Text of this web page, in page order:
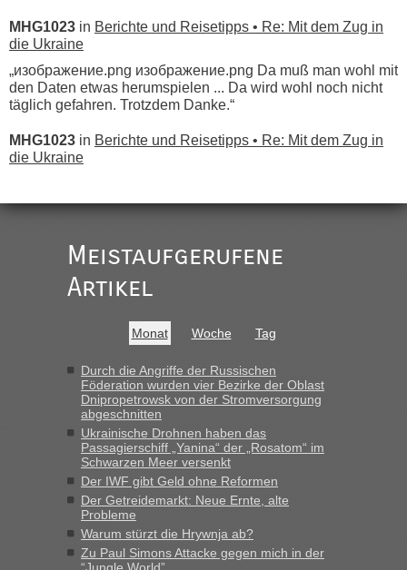
MHG1023 in Berichte und Reisetipps • Re: Mit dem Zug in
die Ukraine
„изображение.png изображение.png Da muß man wohl mit
den Daten etwas herumspielen ... Da wird wohl noch nicht
täglich gefahren. Trotzdem Danke.“
MHG1023 in Berichte und Reisetipps • Re: Mit dem Zug in
die Ukraine
Ist korrekt, aber ich finde man hätte trotzdem im Text gleich
darauf hinweisen können.
War aber nicht "böse" gemeint ...
buchbar - warum auch immer ...
Hab´s versucht - bekomme aber immer angezeigt "auf dieser
Strecke fahren wir nicht"
inBerichte und Reisetipps • Re: Mit dem Zug in
die Ukraine
„Man sollte aber explizit dazu schreiben, daß es ein Zug von
LeoExpress ist - und nur auf deren Webseite kann man die
Fahrkarten kaufen. Zumindest ist es die erste Umsteigefreie
Verbindung von Deutschland...“
Meistaufgerufene
Artikel
Monat Woche Tag
Durch die Angriffe der Russischen
Föderation wurden vier Bezirke der Oblast
Dnipropetrowsk von der Stromversorgung
abgeschnitten
Ukrainische Drohnen haben das
Passagierschiff „Yanina“ der „Rosatom“ im
Schwarzen Meer versenkt
Der IWF gibt Geld ohne Reformen
Der Getreidemarkt: Neue Ernte, alte
Probleme
Warum stürzt die Hrywnja ab?
Zu Paul Simons Attacke gegen mich in der
“Jungle World”